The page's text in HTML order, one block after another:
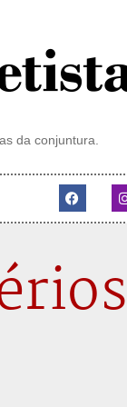
da conjuntura.